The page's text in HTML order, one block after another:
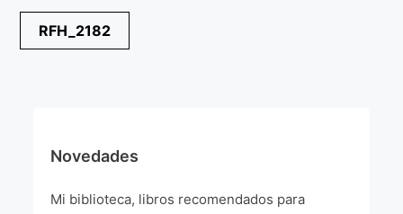
«Impressionnis-vous» Paris 2023
¡VIVE Molière! Un hommage latino-américain à
La Formule de l’art París 2020
Navegación
de
RFH_2182
Novedades
Mi biblioteca, libros recomendados para